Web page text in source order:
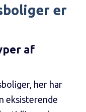
er
af
her har
eksisterende